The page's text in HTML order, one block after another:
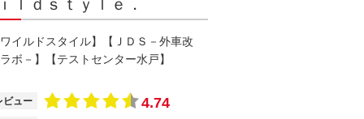
ｌｄｓｔｙｌｅ．
イルドスタイル】【ＪＤＳ－外車改
ボ－】【テストセンター水戸】
ビュー 4.74